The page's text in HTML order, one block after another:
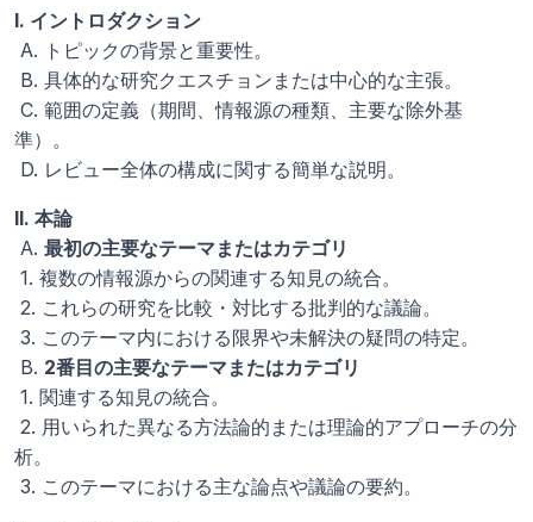
I. イントロダクション
A. トピックの背景と重要性。
B. 具体的な研究クエスチョンまたは中心的な主張。
準）。
D. レビュー全体の構成に関する簡単な説明。
II. 本論
A. 最初の主要なテーマまたはカテゴリ
1. 複数の情報源からの関連する知見の統合。
2. これらの研究を比較・対比する批判的な議論。
3. このテーマ内における限界や未解決の疑問の特定。
B. 2番目の主要なテーマまたはカテゴリ
1. 関連する知見の統合。
析。
3. このテーマにおける主な論点や議論の要約。